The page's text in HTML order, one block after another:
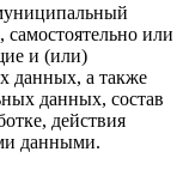
или
и (или)
данных, а также
данных, состав
действия
данными.